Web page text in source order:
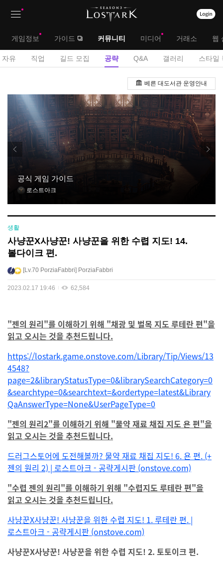
뉴
대
메
게임정보 가이드 커뮤니티 미디어 거래소 웹
서
메
뉴
자유 직업 길드 모집 공략 Q&A 갤러리 스타일
략
판
베른 대도서관 운영안내
공식 게임 가이드
로스트아크
생활
사냥꾼X사냥꾼! 사냥꾼을 위한 수렵 지도! 14.
볼다이크 편.
Lv.70 PorziaFabbri PorziaFabbri
2023.02.17 19:46 62,584
"젠의 원리"를 이해하기 위해 "채광 및 벌목 지도 루테란 편"을
읽고 오시는 것을 추천드립니다.
https://lostark.game.onstove.com/Library/Tip/Views/13
4548?
page=2&libraryStatusType=0&librarySearchCategory=0
&searchtype=0&searchtext=&ordertype=latest&Library
QaAnswerType=None&UserPageType=0
"젠의 원리2"를 이해하기 위해 "물약 재료 채집 지도 욘 편"을
읽고 오시는 것을 추천드립니다.
드러그스토어에 도전해볼까? 물약 재료 채집 지도! 6. 욘 편. (+
젠의 원리 2) | 로스트아크 - 공략게시판 (onstove.com)
"수렵 젠의 원리"를 이해하기 위해 "수렵지도 루테란 편"을
읽고 오시는 것을 추천드립니다.
사냥꾼X사냥꾼! 사냥꾼을 위한 수렵 지도! 1. 루테란 편. |
로스트아크 - 공략게시판 (onstove.com)
사냥꾼X사냥꾼! 사냥꾼을 위한 수렵 지도! 2. 토토이크 편.